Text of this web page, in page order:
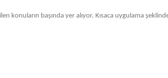
konuların başında yer alıyor. Kısaca uygulama